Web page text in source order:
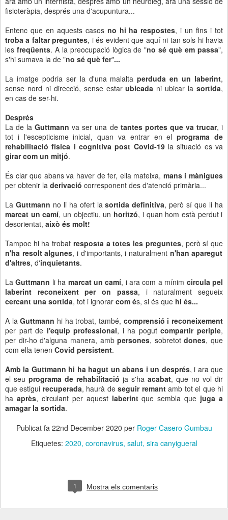
fisioteràpia, després una d'acupuntura...
Entenc que en aquests casos no hi ha respostes, i un fins i tot
troba a faltar preguntes, i és evident que aquí ni tan sols hi havia
les freqüents. A la preocupació lògica de "no sé què em passa",
s'hi sumava la de "no sé què fer"...
La imatge podria ser la d'una malaltaperduda en un laberint,
sense nord ni direcció, sense estarubicada ni ubicar lasortida,
en cas de ser-hi.
Després
La de la Guttmann va ser una de tantes portes que va trucar, i
tot i l'escepticisme inicial, quan va entrar en el programa de
rehabilitació física i cognitiva post Covid-19la situació es va
girar com un mitjó.
És clar que abans va haver de fer, ella mateixa, mans i mànigues
per obtenir la derivació corresponent des d'atenció primària...
La Guttmann no li ha ofert lasortida definitiva, però sí que li ha
marcat un camí, un objectiu, un horitzó, i quan hom està perdut i
desorientat, això és molt!
Tampoc hi ha trobat resposta a totes les preguntes, però sí que
n'ha resolt algunes, i d'importants, i naturalment n'han aparegut
d'altres, d'inquietants.
LaGuttmann li ha marcat un camí, i ara com a mínim circula pel
laberint reconeixent per on passa, i naturalment segueix
cercant una sortida, tot i ignorar com és, si és que hi és...
A laGuttmann hi ha trobat, també, comprensió i reconeixement
per part de l'equip professional, i ha pogutcompartir periple,
per dir-ho d'alguna manera, ambpersones, sobretotdones, que
com ella tenen Covid persistent.
Amb la Guttmann hi ha hagut un abans i un després, i ara que
el seu programa de rehabilitació ja s'ha acabat, que no vol dir
que estigui recuperada, haurà deseguir remantamb tot el que hi
ha après, circulant per aquestlaberintque sembla que juga a
amagar la sortida.
Publicat fa 22nd December 2020 per Roger Casero Gumbau
Etiquetes: 2020 coronavirus salut sira canyigueral
1 Mostra els comentaris